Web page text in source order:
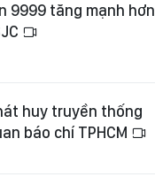
9999 tăng mạnh hơn
huy truyền thống
báo chí TPHCM